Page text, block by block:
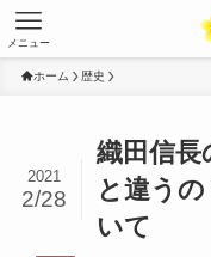
メニュー
ホーム 歴史
織田信
と違う
いて
2021
2/28